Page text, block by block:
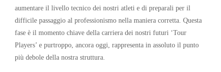
aumentare il livello tecnico dei nostri atleti e di preparali per il
difficile passaggio al professionismo nella maniera corretta. Questa
fase è il momento chiave della carriera dei nostri futuri ‘Tour
Players’ e purtroppo, ancora oggi, rappresenta in assoluto il punto
più debole della nostra struttura.